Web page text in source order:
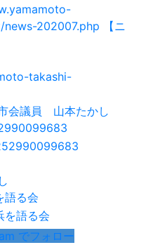
語る会
でフォロー